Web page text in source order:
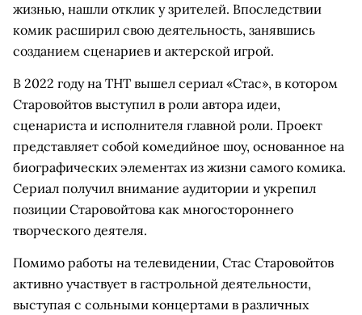
жизнью, нашли отклик у зрителей. Впоследствии
комик расширил свою деятельность, занявшись
созданием сценариев и актерской игрой.
В 2022 году на ТНТ вышел сериал «Стас», в котором
Старовойтов выступил в роли автора идеи,
сценариста и исполнителя главной роли. Проект
представляет собой комедийное шоу, основанное на
биографических элементах из жизни самого комика.
Сериал получил внимание аудитории и укрепил
позиции Старовойтова как многостороннего
творческого деятеля.
Помимо работы на телевидении, Стас Старовойтов
активно участвует в гастрольной деятельности,
выступая с сольными концертами в различных